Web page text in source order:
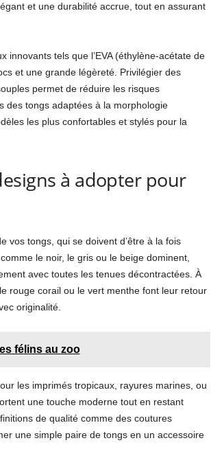
et une durabilité accrue, tout en assurant
innovants tels que l’EVA (éthylène-acétate de
et une grande légèreté. Privilégier des
permet de réduire les risques
des tongs adaptées à la morphologie
les plus confortables et stylés pour la
à adopter pour
vos tongs, qui se doivent d’être à la fois
le noir, le gris ou le beige dominent,
avec toutes les tenues décontractées. À
rouge corail ou le vert menthe font leur retour
originalité.
félins au zoo
les imprimés tropicaux, rayures marines, ou
une touche moderne tout en restant
de qualité comme des coutures
une simple paire de tongs en un accessoire